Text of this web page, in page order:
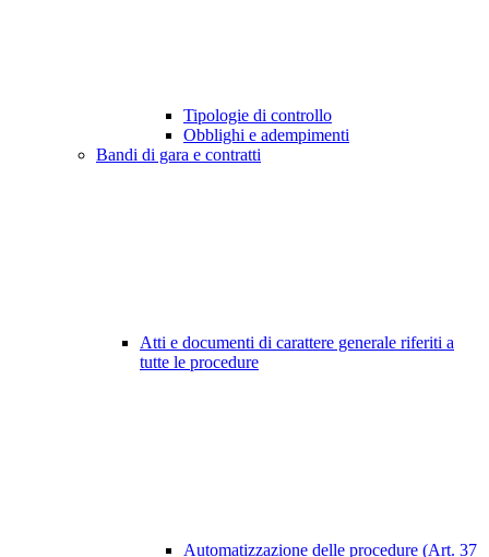
Tipologie di controllo
Obblighi e adempimenti
Bandi di gara e contratti
Atti e documenti di carattere generale riferiti a
tutte le procedure
Automatizzazione delle procedure (Art. 37